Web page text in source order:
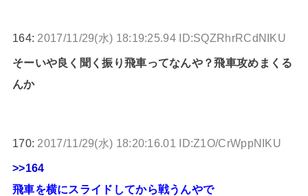
164: 2017/11/29(水) 18:19:25.94 ID:SQZRhrRCdNIKU
そーいや良く聞く振り飛車ってなんや？飛車攻めまくる
んか
170: 2017/11/29(水) 18:20:16.01 ID:Z1O/CrWppNIKU
>>164
飛車を横にスライドしてから戦うんやで